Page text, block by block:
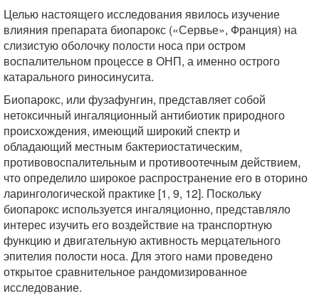
Целью настоящего исследования явилось изучение
влияния препарата биопарокс («Сервье», Франция) на
слизистую оболочку полости носа при остром
воспалительном процессе в ОНП, а именно острого
катарального риносинусита.
Биопарокс, или фузафунгин, представляет собой
нетоксичный ингаляционный антибиотик природного
происхождения, имеющий широкий спектр и
обладающий местным бактериостатическим,
противовоспалительным и противоотечным действием,
что определило широкое распространение его в оторино
ларингологической практике [1, 9, 12]. Поскольку
биопарокс используется ингаляционно, представляло
интерес изучить его воздействие на транспортную
функцию и двигательную активность мерцательного
эпителия полости носа. Для этого нами проведено
открытое сравнительное рандомизированное
исследование.